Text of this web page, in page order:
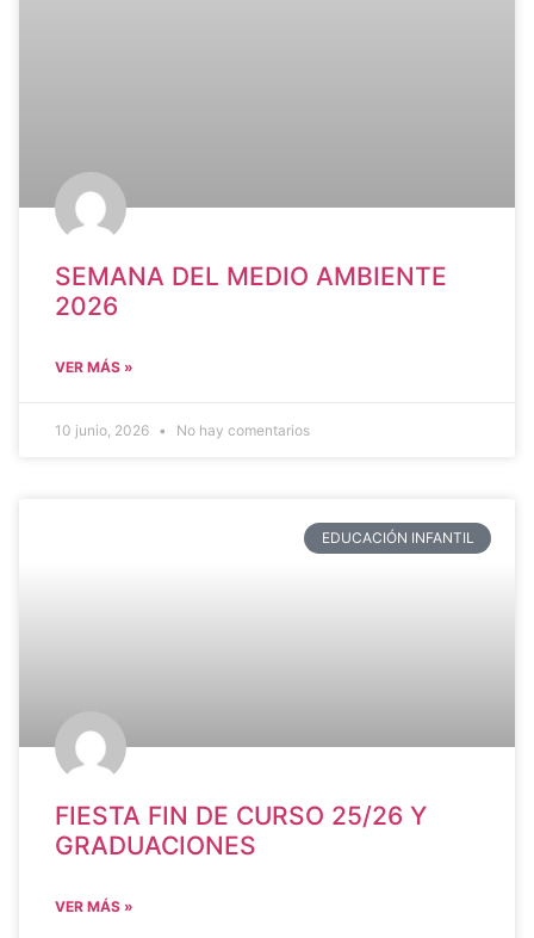
SEMANA DEL MEDIO AMBIENTE
2026
VER MÁS »
10 junio, 2026 No hay comentarios
EDUCACIÓN INFANTIL
FIESTA FIN DE CURSO 25/26 Y
GRADUACIONES
VER MÁS »